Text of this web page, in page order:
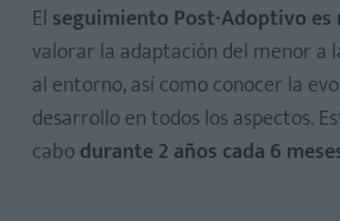
El seguimiento Post-Adoptivo es
valorar la adaptación del menor a
al entorno, así como conocer la
desarrollo en todos los aspectos.
cabodurante 2 años cada 6